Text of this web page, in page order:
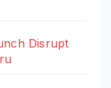
Disrupt